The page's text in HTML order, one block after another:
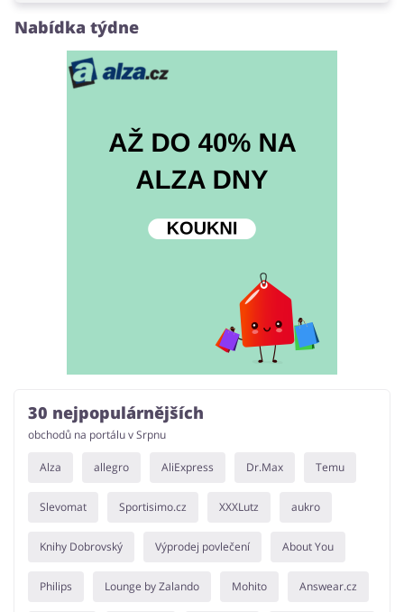
Nabídka týdne
30 nejpopulárnějších
obchodů na portálu v Srpnu
Alza allegro AliExpress Dr.Max Temu
Slevomat Sportisimo.cz XXXLutz aukro
Knihy Dobrovský Výprodej povlečení About You
Philips Lounge by Zalando Mohito Answear.cz